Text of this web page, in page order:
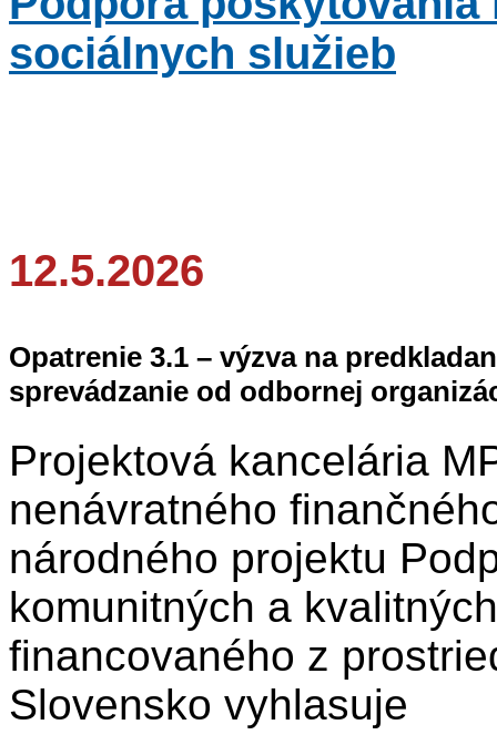
sociálnych služieb
12.5.2026
Opatrenie 3.1 – výzva na
sprevádzanie od odbornej
Projektová kancelária
nenávratného
národného projektu
komunitných a
financovaného z
Slovensko vyhlasuje